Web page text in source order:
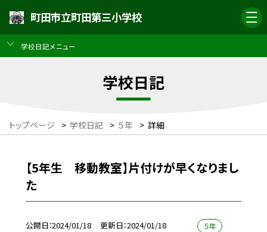
町田市立町田第三小学校
学校日記メニュー
学校日記
トップページ > 学校日記 > ５年 > 詳細
【5年生 移動教室】片付けが早くなりまし
た
公開日 2024/01/18 更新日 2024/01/18 ５年